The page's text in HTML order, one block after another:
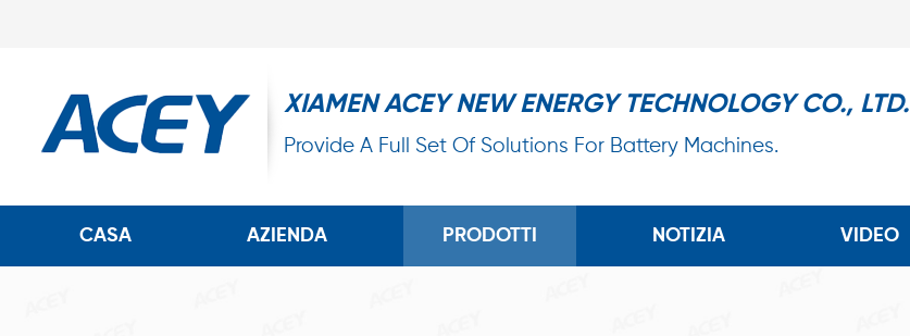
XIAMEN ACEY NEW ENERGY TECHNOLOGY CO., LTD.
Provide A Full Set Of Solutions For Battery Machines.
CASA AZIENDA PRODOTTI NOTIZIA VIDEO